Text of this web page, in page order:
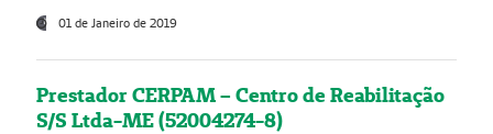
01 de Janeiro de 2019
Prestador CERPAM – Centro de Reabilitação
S/S Ltda-ME (52004274-8)